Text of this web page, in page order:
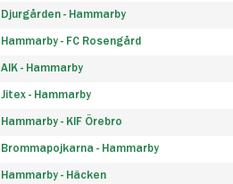
Djurgården - Hammarby
Hammarby - FC Rosengård
AIK - Hammarby
Jitex - Hammarby
Hammarby - KIF Örebro
Brommapojkarna - Hammarby
Hammarby - Häcken